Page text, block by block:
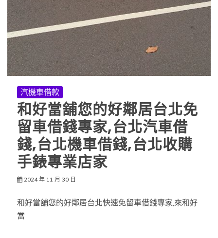
汽機車借款
和好當舖您的好鄰居台北免
留車借錢專家,台北汽車借
錢,台北機車借錢,台北收購
手錶專業店家
2024 年 11 月 30 日
和好當舖您的好鄰居台北快速免留車借錢專家,來和好
當